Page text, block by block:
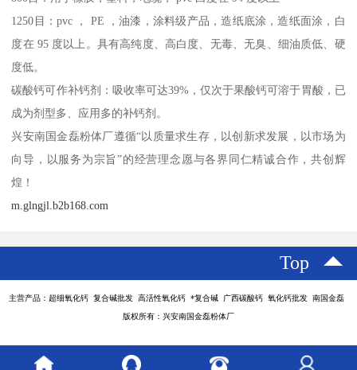
1250目：pvc ， PE ，油漆，涂料级产品，造纸底涂，造纸面涂，白
度在 95 度以上。具有高纯度、高白度、无毒、无臭、细油质低、硬
度低。
碳酸钙可作补钙剂：吸收率可达39%，仅次于果酸钙可溶于胃酸，已
成为剂型多、应用多的补钙剂。
兴安南国金磊粉体厂遵循“以质量求生存，以创新求发展，以市场为
向导，以服务为宗旨”的经营理念愿与各界同仁精诚合作，共创辉
煌！
m.glngjl.b2b168.com
Top
主营产品：超细氧化钙 复合碱批发 高活性氧化钙 *复合碱 广西碳酸钙 氧化钙批发 南国金磊
版权所有：兴安南国金磊粉体厂